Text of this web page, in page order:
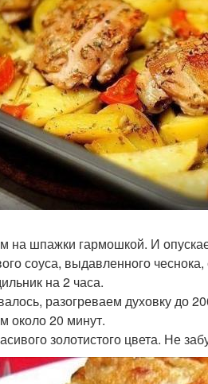
шпажки гармошкой. И
соуса, выдавленного
на 2 часа.
разогреваем духовку до
около 20 минут.
золотистого цвета. Не